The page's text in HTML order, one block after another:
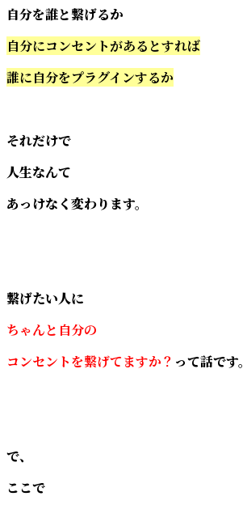
自分を誰と繋げるか
自分にコンセントがあるとすれば
誰に自分をプラグインするか
それだけで
人生なんて
あっけなく変わります。
繋げたい人に
ちゃんと自分の
コンセントを繋げてますか？ って話です。
で、
ここで